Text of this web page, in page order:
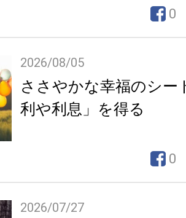
0
2026/08/05
ささやかな幸福のシー
利や利息」を得る
0
2026/07/27